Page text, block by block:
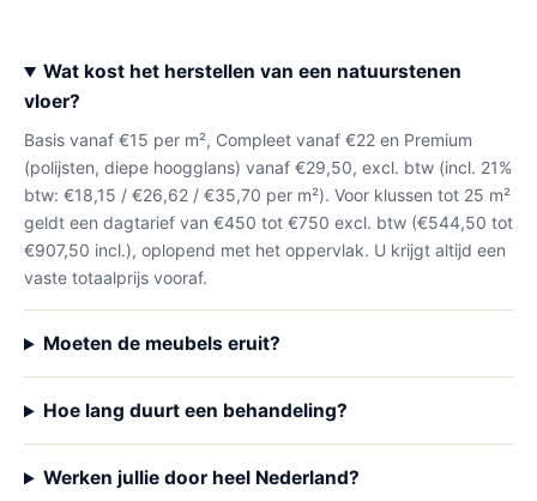
Wat kost het herstellen van een natuurstenen
vloer?
Basis vanaf €15 per m², Compleet vanaf €22 en Premium
(polijsten, diepe hoogglans) vanaf €29,50, excl. btw (incl. 21%
btw: €18,15 / €26,62 / €35,70 per m²). Voor klussen tot 25 m²
geldt een dagtarief van €450 tot €750 excl. btw (€544,50 tot
€907,50 incl.), oplopend met het oppervlak. U krijgt altijd een
vaste totaalprijs vooraf.
Moeten de meubels eruit?
Hoe lang duurt een behandeling?
Werken jullie door heel Nederland?